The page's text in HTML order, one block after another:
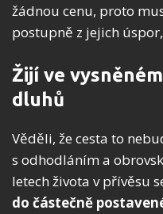
žádnou cenu, proto
postupně z jejich
Žijí ve
dluhů
Věděli, že cesta to
s odhodláním a
letech života v přívěsu
do částečně